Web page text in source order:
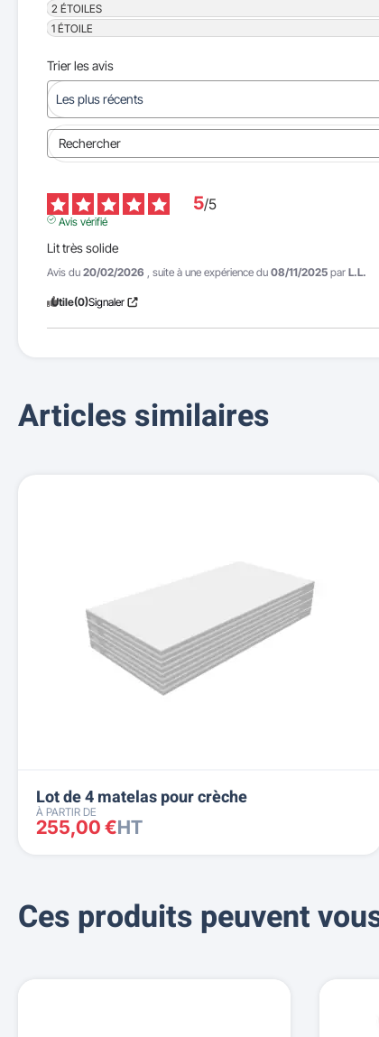
2 ÉTOILES
1 ÉTOILE
Trier les avis
5/5
Avis vérifié
Lit très solide
Avis du 20/02/2026 , suite à une expérience du 08/11/2025 par L.L.
Utile(0)Signaler
Articles similaires
Lot de 4 matelas pour crèche
À PARTIR DE
255,00 €HT
Ces produits peuvent